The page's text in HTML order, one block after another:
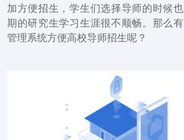
加方便招生，学生们选择导师的时候
期的研究生学习生涯很不顺畅。那么
管理系统方便高校导师招生呢？